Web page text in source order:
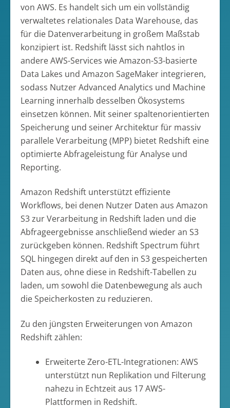
von AWS. Es handelt sich um ein vollständig
verwaltetes relationales Data Warehouse, das
für die Datenverarbeitung in großem Maßstab
konzipiert ist. Redshift lässt sich nahtlos in
andere AWS-Services wie Amazon-S3-basierte
Data Lakes und Amazon SageMaker integrieren,
sodass Nutzer Advanced Analytics und Machine
Learning innerhalb desselben Ökosystems
einsetzen können. Mit seiner spaltenorientierten
Speicherung und seiner Architektur für massiv
parallele Verarbeitung (MPP) bietet Redshift eine
optimierte Abfrageleistung für Analyse und
Reporting.
Amazon Redshift unterstützt effiziente
Workflows, bei denen Nutzer Daten aus Amazon
S3 zur Verarbeitung in Redshift laden und die
Abfrageergebnisse anschließend wieder an S3
zurückgeben können. Redshift Spectrum führt
SQL hingegen direkt auf den in S3 gespeicherten
Daten aus, ohne diese in Redshift-Tabellen zu
laden, um sowohl die Datenbewegung als auch
die Speicherkosten zu reduzieren.
Zu den jüngsten Erweiterungen von Amazon
Redshift zählen:
Erweiterte Zero-ETL-Integrationen: AWS
unterstützt nun Replikation und Filterung
nahezu in Echtzeit aus 17 AWS-
Plattformen in Redshift.